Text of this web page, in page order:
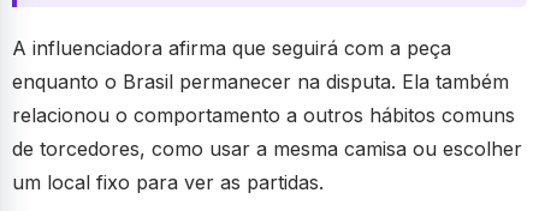
A influenciadora afirma que seguirá com a peça
enquanto o Brasil permanecer na disputa. Ela também
relacionou o comportamento a outros hábitos comuns
de torcedores, como usar a mesma camisa ou escolher
um local fixo para ver as partidas.